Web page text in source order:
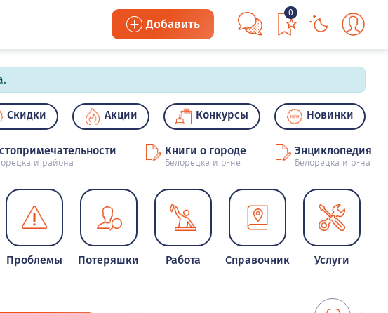
Добавить
0
Скидки Акции Конкурсы Новинки
и района
Книги о городе
Белорецке и р-не
Энциклопедия
Белорецка и р-на
Проблемы Потеряшки Работа Справочник Услуги